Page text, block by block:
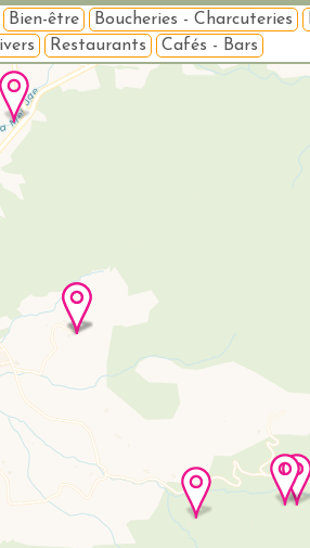
Bien-être Boucheries - Charcuteries
Restaurants Cafés - Bars
chargement de la carte...